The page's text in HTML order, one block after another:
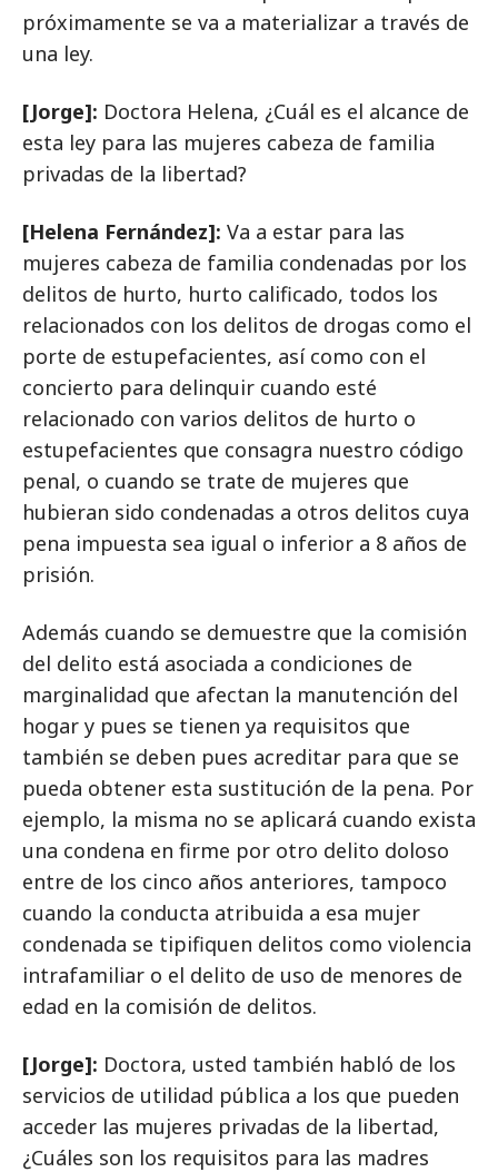
próximamente se va a materializar a través de
una ley.
[Jorge]: Doctora Helena, ¿Cuál es el alcance de
esta ley para las mujeres cabeza de familia
privadas de la libertad?
[Helena Fernández]: Va a estar para las
mujeres cabeza de familia condenadas por los
delitos de hurto, hurto calificado, todos los
relacionados con los delitos de drogas como el
porte de estupefacientes, así como con el
concierto para delinquir cuando esté
relacionado con varios delitos de hurto o
estupefacientes que consagra nuestro código
penal, o cuando se trate de mujeres que
hubieran sido condenadas a otros delitos cuya
pena impuesta sea igual o inferior a 8 años de
prisión.
Además cuando se demuestre que la comisión
del delito está asociada a condiciones de
marginalidad que afectan la manutención del
hogar y pues se tienen ya requisitos que
también se deben pues acreditar para que se
pueda obtener esta sustitución de la pena. Por
ejemplo, la misma no se aplicará cuando exista
una condena en firme por otro delito doloso
entre de los cinco años anteriores, tampoco
cuando la conducta atribuida a esa mujer
condenada se tipifiquen delitos como violencia
intrafamiliar o el delito de uso de menores de
edad en la comisión de delitos.
[Jorge]: Doctora, usted también habló de los
servicios de utilidad pública a los que pueden
acceder las mujeres privadas de la libertad,
¿Cuáles son los requisitos para las madres